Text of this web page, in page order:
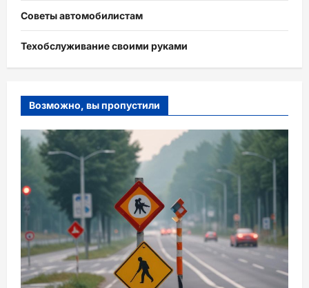
Советы автомобилистам
Техобслуживание своими руками
Возможно, вы пропустили